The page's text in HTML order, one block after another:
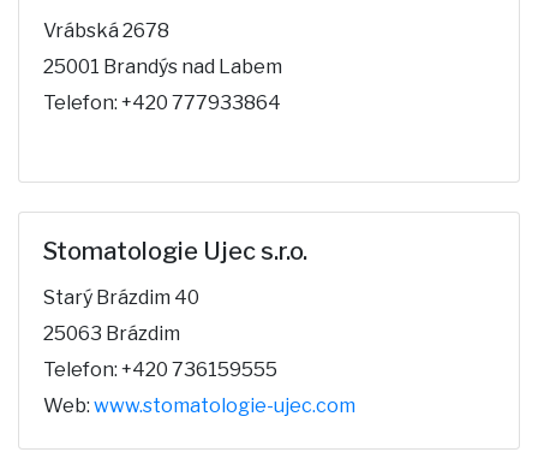
Vrábská 2678
25001 Brandýs nad Labem
Telefon: +420 777933864
Stomatologie Ujec s.r.o.
Starý Brázdim 40
25063 Brázdim
Telefon: +420 736159555
Web: www.stomatologie-ujec.com